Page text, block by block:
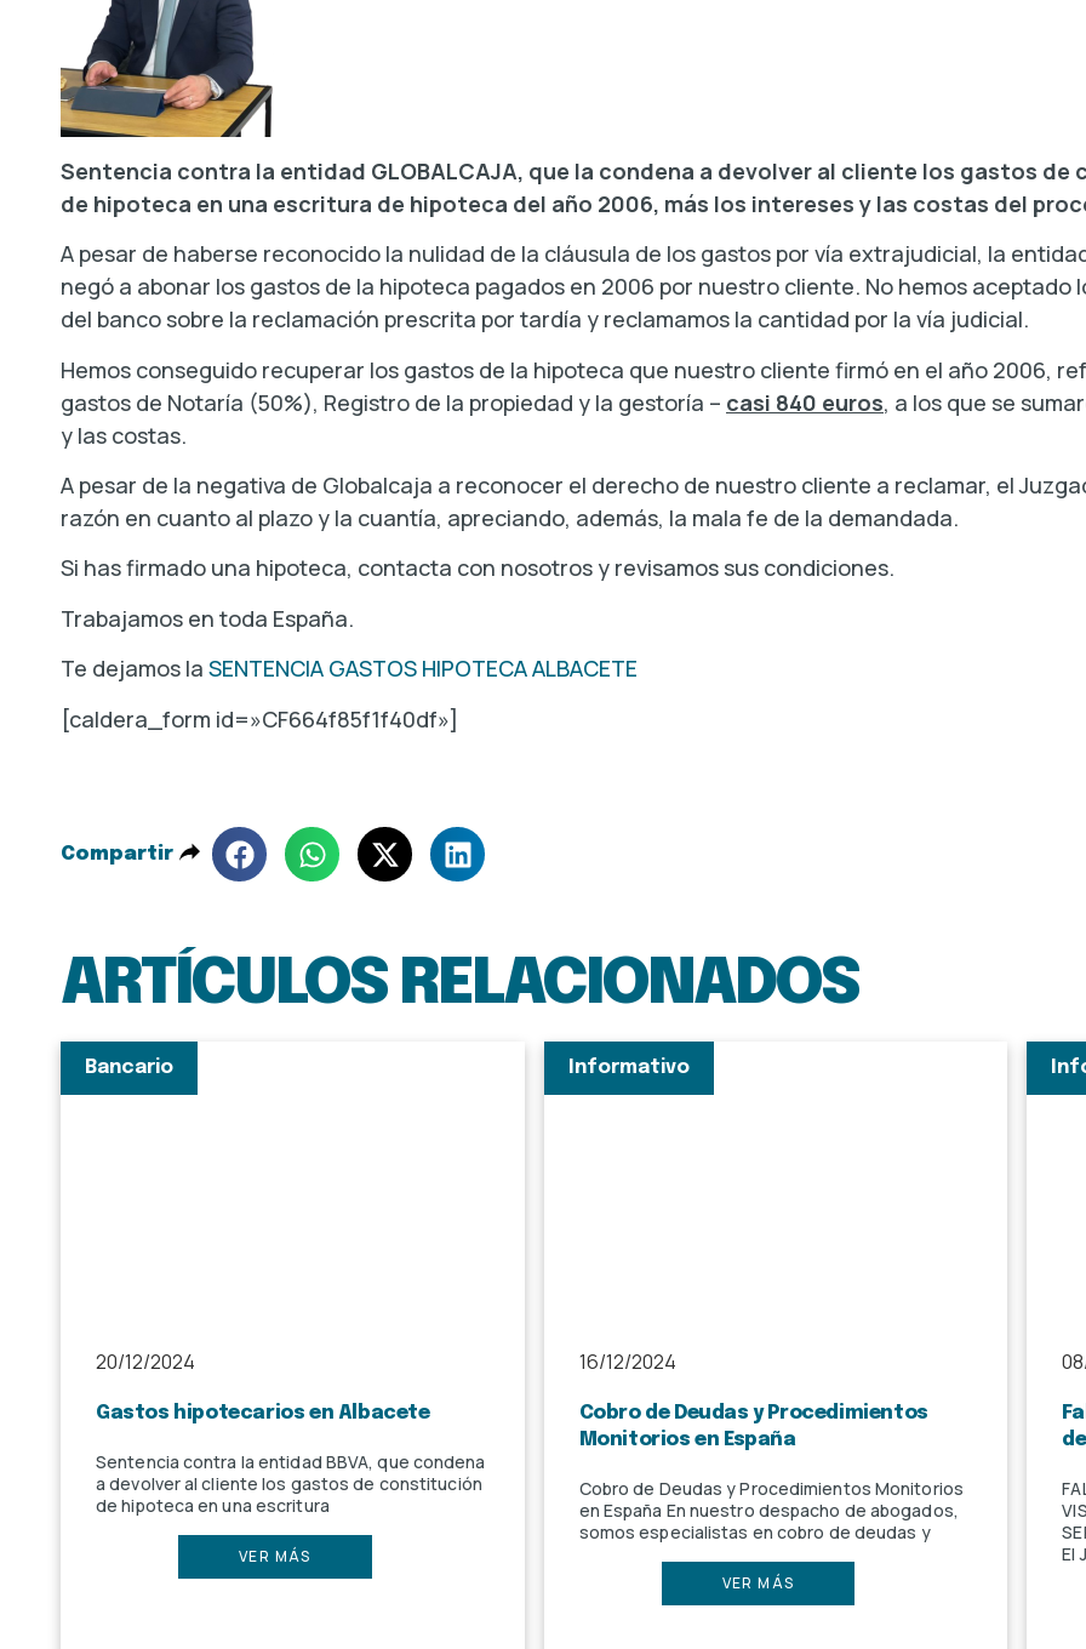
Sentencia contra la entidad GLOBALCAJA, que la condena a devolver al cliente los gastos
de hipoteca en una escritura de hipoteca del año 2006, más los intereses y las costas del
A pesar de haberse reconocido la nulidad de la cláusula de los gastos por vía extrajudicial, la
negó a abonar los gastos de la hipoteca pagados en 2006 por nuestro cliente. No hemos aceptado
del banco sobre la reclamación prescrita por tardía y reclamamos la cantidad por la vía judicial.
Hemos conseguido recuperar los gastos de la hipoteca que nuestro cliente firmó en el año 2006,
gastos de Notaría (50%), Registro de la propiedad y la gestoría – casi 840 euros, a los que se
y las costas.
A pesar de la negativa de Globalcaja a reconocer el derecho de nuestro cliente a reclamar, el
razón en cuanto al plazo y la cuantía, apreciando, además, la mala fe de la demandada.
Si has firmado una hipoteca, contacta con nosotros y revisamos sus condiciones.
Trabajamos en toda España.
Te dejamos la SENTENCIA GASTOS HIPOTECA ALBACETE
[caldera_form id=»CF664f85f1f40df»]
Compartir
ARTÍCULOS RELACIONADOS
Bancario
20/12/2024
Gastos hipotecarios en Albacete
Sentencia contra la entidad BBVA, que condena
a devolver al cliente los gastos de constitución
de hipoteca en una escritura
VER MÁS
Informativo
16/12/2024
Cobro de Deudas y Procedimientos
Monitorios en España
Cobro de Deudas y Procedimientos Monitorios
en España En nuestro despacho de abogados,
somos especialistas en cobro de deudas y
VER MÁS
El